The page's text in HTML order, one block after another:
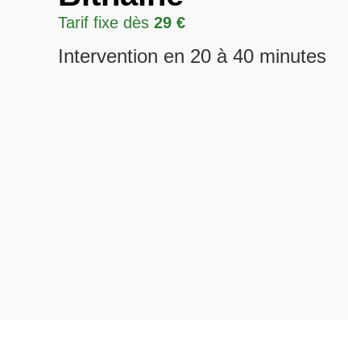
Tarif fixe dès 29 €
Intervention en 20 à 40 minutes